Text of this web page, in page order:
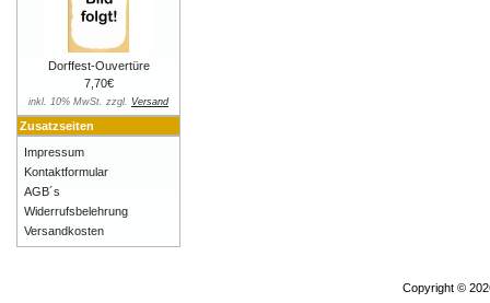
Dorffest-Ouvertüre
7,70€
inkl. 10% MwSt. zzgl. Versand
Zusatzseiten
Impressum
Kontaktformular
AGB´s
Widerrufsbelehrung
Versandkosten
Copyright ©